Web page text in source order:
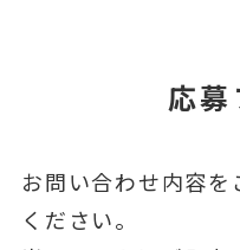
応
お問い合わせ内容
ください。